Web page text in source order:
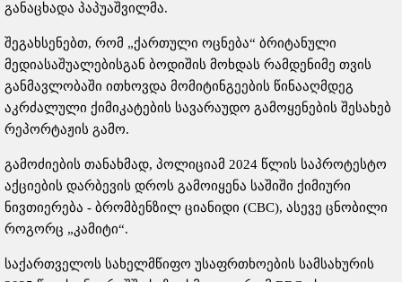
განაცხადა პაპუაშვილმა.
შეგახსენებთ, რომ „ქართული ოცნება“ ბრიტანული
მედიასაშუალებისგან ბოდიშის მოხდას რამდენიმე თვის
განმავლობაში ითხოვდა მომიტინგეების წინააღმდეგ
აკრძალული ქიმიკატების სავარაუდო გამოყენების შესახებ
რეპორტაჟის გამო.
გამოძიების თანახმად, პოლიციამ 2024 წლის საპროტესტო
აქციების დარბევის დროს გამოიყენა საშიში ქიმიური
ნივთიერება - ბრომბენზილ ციანიდი (CBC), ასევე ცნობილი
როგორც „კამიტი“.
საქართველოს სახელმწიფო უსაფრთხოების სამსახურის